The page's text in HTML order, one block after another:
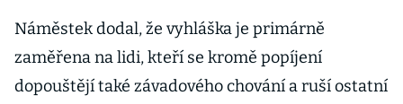
Náměstek dodal, že vyhláška je primárně
zaměřena na lidi, kteří se kromě popíjení
dopouštějí také závadového chování a ruší ostatní